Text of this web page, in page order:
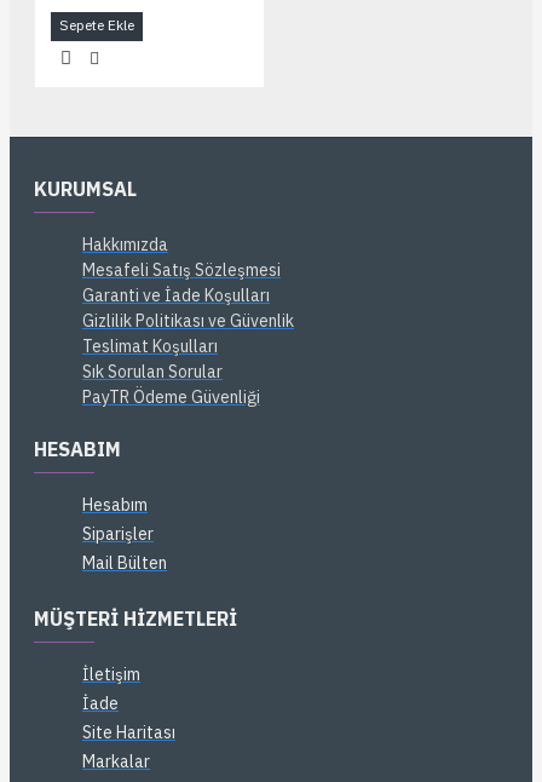
Sepete Ekle
KURUMSAL
Hakkımızda
Mesafeli Satış Sözleşmesi
Garanti ve İade Koşulları
Gizlilik Politikası ve Güvenlik
Teslimat Koşulları
Sık Sorulan Sorular
PayTR Ödeme Güvenliği
HESABIM
Hesabım
Siparişler
Mail Bülten
MÜŞTERI HIZMETLERI
İletişim
İade
Site Haritası
Markalar